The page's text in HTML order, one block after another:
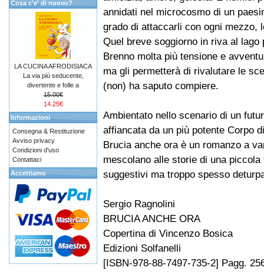
annidati nel microcosmo di un
grado di attaccarli con ogni mezzo,
Quel breve soggiorno in riva al lago
Brenno molta più tensione e
ma gli permetterà di rivalutare le
(non) ha saputo compiere.
Ambientato nello scenario di un
affiancata da un più potente Corpo
Brucia anche ora è un romanzo a
mescolano alle storie di una
suggestivi ma troppo spesso
Sergio Ragnolini
BRUCIA ANCHE ORA
Copertina di Vincenzo Bosica
Edizioni Solfanelli
[ISBN-978-88-7497-735-2] Pagg.
Cosa c'e' di nuovo?
LA CUCINA AFRODISIACA
La via più seducente,
divertente e folle a
15.00€
14.25€
Informazioni
Consegna & Restituzione
Avviso privacy
Condizioni d'uso
Contattaci
Accettiamo